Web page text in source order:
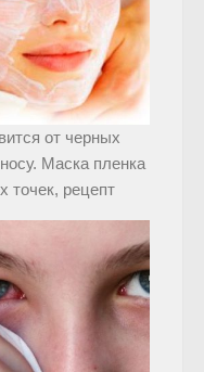
от черных
Маска пленка
точек, рецепт